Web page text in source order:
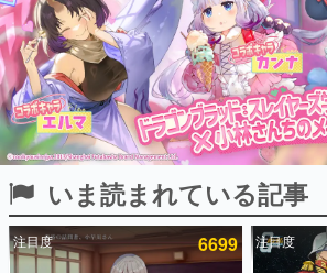
ピックアップ
電ファミのいま読まれている記事ランキング
いま読まれている記事
注目度 6699 注目度